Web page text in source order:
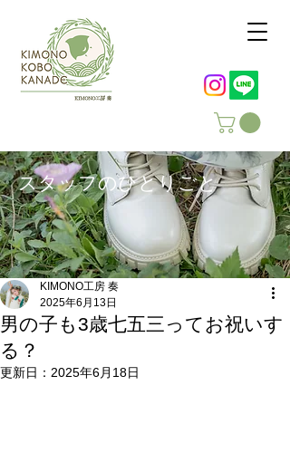
スタッフのひとりごと
男の子も3歳七五三ってお祝いす
る？
KIMONO工房 奏
2025年6月13日
更新日： 2025年6月18日